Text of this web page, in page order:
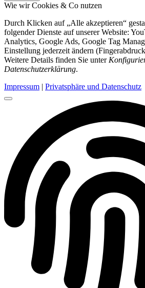
Wie wir Cookies & Co nutzen
Durch Klicken auf „Alle akzeptieren“
folgender Dienste auf unserer Website:
Analytics, Google Ads, Google Tag
Einstellung jederzeit ändern
Weitere Details finden Sie unter
Datenschutzerklärung.
Impressum | Privatsphäre und Datenschutz